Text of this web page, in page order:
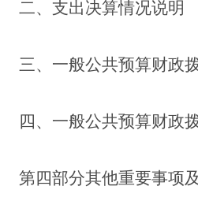
二、支出决算情况说明
三、一般公共预算财政
四、一般公共预算财政
第四部分其他重要事项